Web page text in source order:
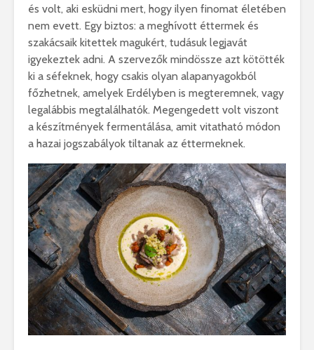
és volt, aki esküdni mert, hogy ilyen finomat életében
nem evett. Egy biztos: a meghívott éttermek és
szakácsaik kitettek magukért, tudásuk legjavát
igyekeztek adni. A szervezők mindössze azt kötötték
ki a séfeknek, hogy csakis olyan alapanyagokból
főzhetnek, amelyek Erdélyben is megteremnek, vagy
legalábbis megtalálhatók. Megengedett volt viszont
a készítmények fermentálása, amit vitatható módon
a hazai jogszabályok tiltanak az éttermeknek.